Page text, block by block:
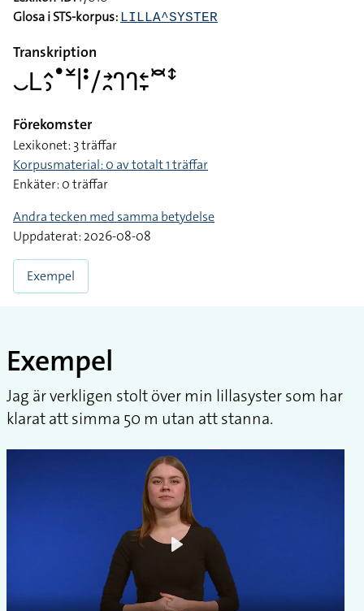
Glosa i STS-korpus: LILLA^SYSTER
Transkription
􌤛􌥈􌤵􌤶􌤟􌥸􌥼􌥻􌥠􌥔􌥘􌤪􌤪􌥓􌥙􌥫􌥥
Förekomster
Lexikonet: 3 träffar
Korpusmaterial: 0 av totalt 1 träffar
Enkäter: 0 träffar
Andra tecken med samma betydelse
Uppdaterat: 2026-08-08
Exempel
Exempel
Jag är verkligen stolt över min lillasyster som har
klarat att simma 50 m utan att stanna.